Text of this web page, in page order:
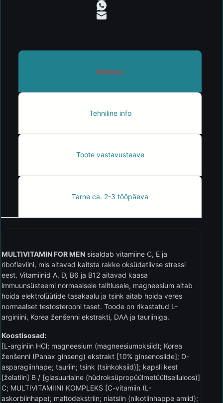
Kirjeldus
Tehniline info
Toote vastavusteave
Tarne ca. 2-3 tööpäeva
MULTIVITAMIN FOR MEN sisaldab vitamiine C, E ja
riboflaviini, mis aitavad kaitsta rakke oksüdatiivse stressi
eest. Vitamiinid A, D, B6 ja B12 aitavad kaasa
immuunsüsteemi normaalsele talitlusele, magneesium aitab
hoida elektrolüütide tasakaalu ja tsink aitab hoida veres
normaalset testosterooni taset. Toode on rikastatud L-
arginiini, Korea ženšenni ekstrakti, DAA ja tauriiniga.
Koostisosad:
[L-arginiin HCl; magneesium (magneesiumoksiid); Korea
ženšenni (Panax ginseng) ekstrakt [10% ginsenosiide]; D-
asparagiinhape; tauriin; tsink (tsinkoksiid)]; kapsli kest
[želatiin] B / [glasuuriaine (hüdroksüpropüülmetüültselluloos)]
C; MULTIVITAMIINI KOMPLEKS [C-vitamiin (L-
askorbiinhape); maltodekstriin; niatsiin (nikotiinhappe amiid);